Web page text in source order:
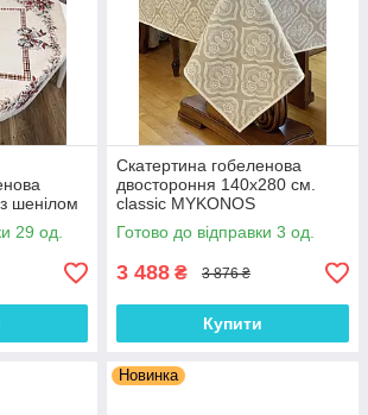
шенілом
29 од.
Скатертина гобеленова
двостороння 140х280 см.
classic MYKONOS
Готово до відправки 3 од.
3 488 ₴ 3 876 ₴
Купити
Новинка